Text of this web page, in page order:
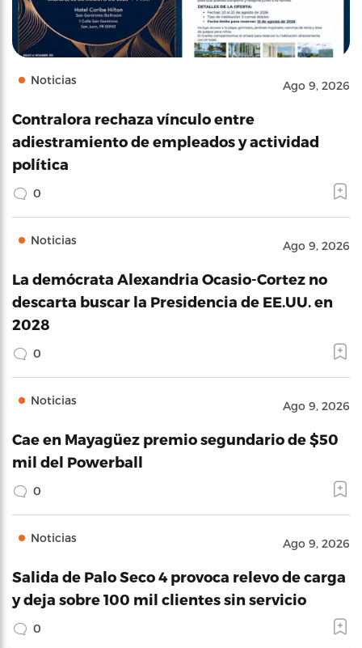
Noticias Ago 9, 2026
Contralora rechaza vínculo entre
adiestramiento de empleados y actividad
política
0
Noticias Ago 9, 2026
La demócrata Alexandria Ocasio-Cortez no
descarta buscar la Presidencia de EE.UU. en
2028
0
Noticias Ago 9, 2026
Cae en Mayagüez premio segundario de $50
mil del Powerball
0
Noticias Ago 9, 2026
Salida de Palo Seco 4 provoca relevo de carga
y deja sobre 100 mil clientes sin servicio
0